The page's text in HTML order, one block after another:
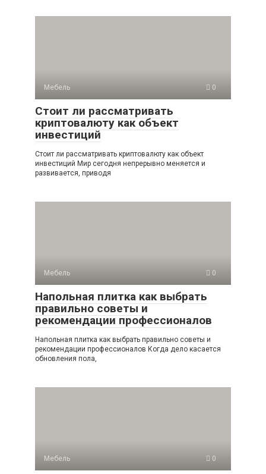
Мебель 0
Стоит ли рассматривать
криптовалюту как объект
инвестиций
Стоит ли рассматривать криптовалюту как объект
инвестиций Мир сегодня непрерывно меняется и
развивается, приводя
Мебель 0
Напольная плитка как выбрать
правильно советы и
рекомендации профессионалов
Напольная плитка как выбрать правильно советы и
рекомендации профессионалов Когда дело касается
обновления пола,
Мебель 0